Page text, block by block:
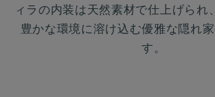
ィラの内装は天然素材で仕上げられ
豊かな環境に溶け込む優雅な隠れ
す。